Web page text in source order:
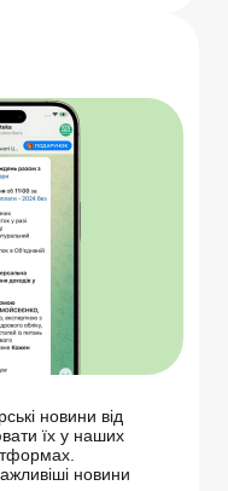
новини від
їх у наших
новини